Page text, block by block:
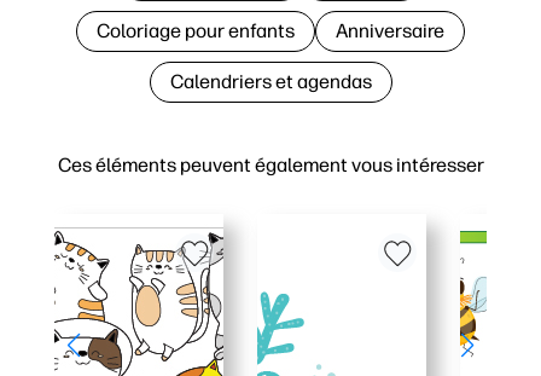
Ces éléments peuvent également vous intéresser
Coloriage pour enfants Anniversaire
Calendriers et agendas